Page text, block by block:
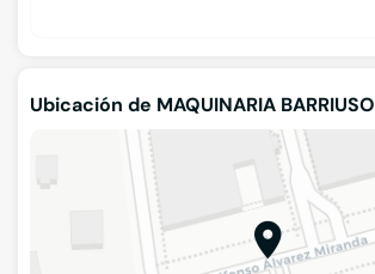
Ubicación de MAQUINARIA BARRIUSO